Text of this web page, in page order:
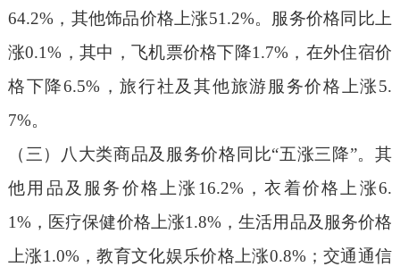
64.2%，其他饰品价格上涨51.2%。服务价格同比上
涨0.1%，其中，飞机票价格下降1.7%，在外住宿价
格下降6.5%，旅行社及其他旅游服务价格上涨5.
7%。
（三）八大类商品及服务价格同比“五涨三降”。其
他用品及服务价格上涨 16.2%，衣着价格上涨6.
1%，医疗保健价格上涨1.8%，生活用品及服务价格
上涨1.0%，教育文化娱乐价格上涨0.8%；交通通信